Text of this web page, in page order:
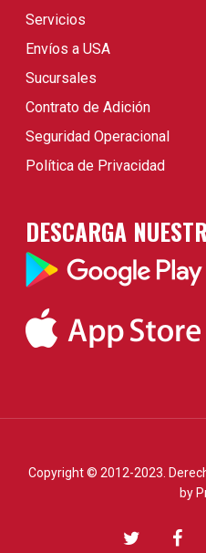
Servicios
Envíos a USA
Sucursales
Contrato de Adición
Seguridad Operacional
Política de Privacidad
DESCARGA
Copyright © 2012-2023.
by
twitter